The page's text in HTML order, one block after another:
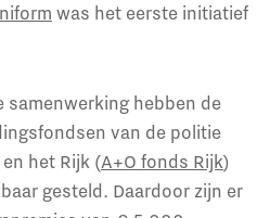
was het eerste initiatief
samenwerking hebben de
van de politie
het Rijk (A+O fonds Rijk)
gesteld. Daardoor zijn er